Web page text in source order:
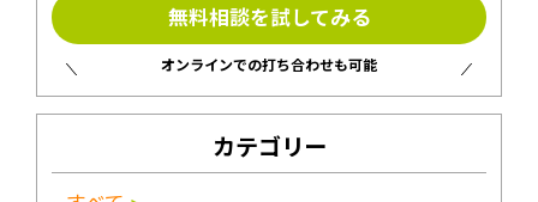
無料相談を試してみる
オンラインでの打ち合わせも可能
カテゴリー